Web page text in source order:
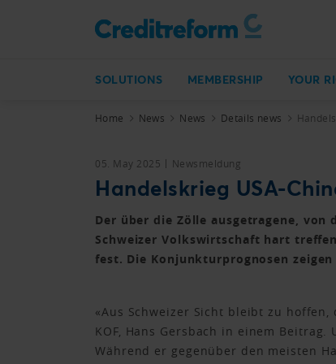
SOLUTIONS MEMBERSHIP YOUR
Home News News Details news
05. May 2025 Newsmeldung
Handelskrieg USA-
Der über die Zölle ausgetragene,
Schweizer Volkswirtschaft hart
fest. Die Konjunkturprognosen
«Aus Schweizer Sicht bleibt zu
KOF, Hans Gersbach in einem
Während er gegenüber den meisten